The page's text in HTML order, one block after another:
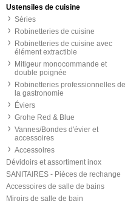
Ustensiles de cuisine
Séries
Robinetteries de cuisine
Robinetteries de cuisine avec
élément extractible
Mitigeur monocommande et
double poignée
Robinetteries professionnelles de
la gastronomie
Éviers
Grohe Red & Blue
Vannes/Bondes d'évier et
accessoires
Accessoires
Dévidoirs et assortiment inox
SANITAIRES - Pièces de rechange
Accessoires de salle de bains
Miroirs de salle de bain